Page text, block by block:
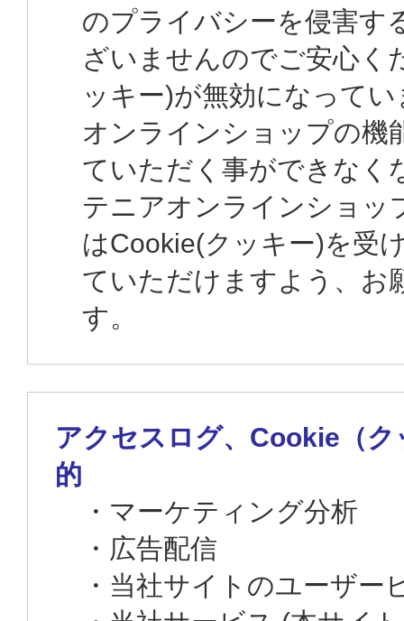
のプライバシーを侵害す
ざいませんのでご安心く
ッキー)が無効になって
オンラインショップの機
ていただく事ができなく
テニアオンラインショッ
はCookie(クッキー)を受
ていただけますよう、お
す。
アクセスログ、Cookie（ク
的
・マーケティング分析
・広告配信
・当社サイトのユーザー